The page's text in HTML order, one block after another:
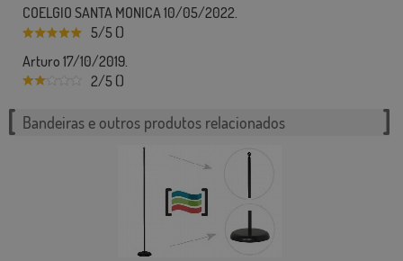
COELGIO SANTA MONICA 10/05/2022.
5/5 ()
Arturo 17/10/2019.
2/5 ()
Bandeiras e outros produtos relacionados